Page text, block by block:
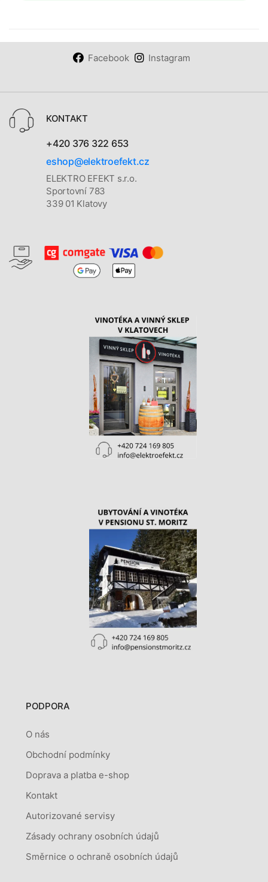
Facebook Instagram
KONTAKT
+420 376 322 653
eshop@elektroefekt.cz
ELEKTRO EFEKT s.r.o.
Sportovní 783
339 01 Klatovy
PODPORA
O nás
Obchodní podmínky
Doprava a platba e-shop
Kontakt
Autorizované servisy
Zásady ochrany osobních údajů
Směrnice o ochraně osobních údajů